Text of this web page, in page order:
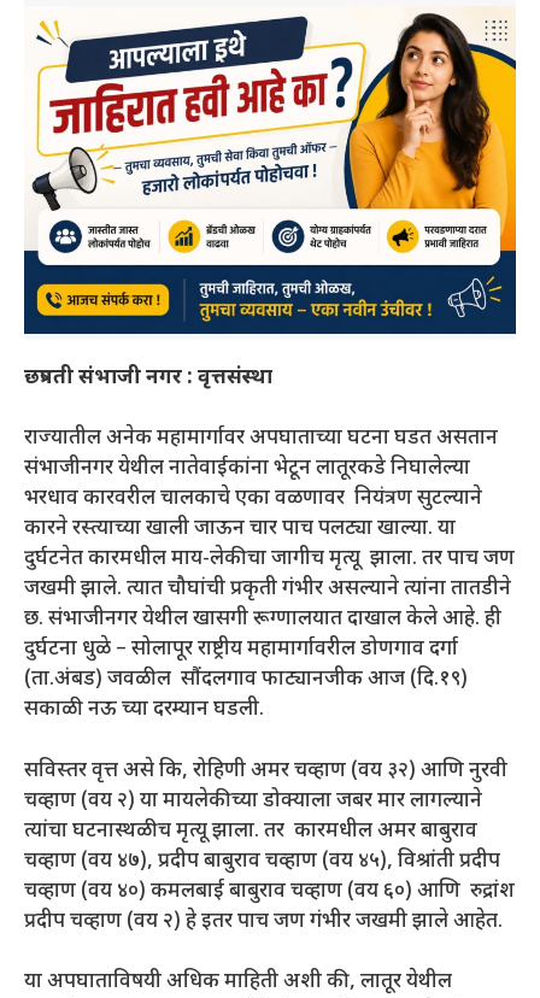
छत्रपती संभाजी नगर : वृत्तसंस्था
राज्यातील अनेक महामार्गावर अपघाताच्या घटना घडत असतान
संभाजीनगर येथील नातेवाईकांना भेटून लातूरकडे निघालेल्या
भरधाव कारवरील चालकाचे एका वळणावर नियंत्रण सुटल्याने
कारने रस्त्याच्या खाली जाऊन चार पाच पलट्या खाल्या. या
दुर्घटनेत कारमधील माय-लेकीचा जागीच मृत्यू झाला. तर पाच जण
जखमी झाले. त्यात चौघांची प्रकृती गंभीर असल्याने त्यांना तातडीने
छ. संभाजीनगर येथील खासगी रूग्णालयात दाखाल केले आहे. ही
दुर्घटना धुळे – सोलापूर राष्ट्रीय महामार्गावरील डोणगाव दर्गा
(ता.अंबड) जवळील सौंदलगाव फाट्यानजीक आज (दि.१९)
सकाळी नऊ च्या दरम्यान घडली.
सविस्तर वृत्त असे कि, रोहिणी अमर चव्हाण (वय ३२) आणि नुरवी
चव्हाण (वय २) या मायलेकीच्या डोक्याला जबर मार लागल्याने
त्यांचा घटनास्थळीच मृत्यू झाला. तर कारमधील अमर बाबुराव
चव्हाण (वय ४७), प्रदीप बाबुराव चव्हाण (वय ४५), विश्रांती प्रदीप
चव्हाण (वय ४०) कमलबाई बाबुराव चव्हाण (वय ६०) आणि रुद्रांश
प्रदीप चव्हाण (वय २) हे इतर पाच जण गंभीर जखमी झाले आहेत.
या अपघाताविषयी अधिक माहिती अशी की, लातूर येथील